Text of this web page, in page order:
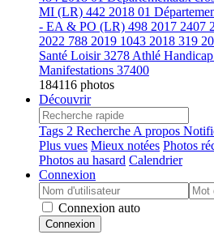
MI (LR) 442 2018 01
- EA & PO (LR) 498 2017 2407
2022 788 2019 1043 2018 319
Santé Loisir3278 Athlé Handicap
Manifestations 37400
184116 photos
Découvrir
Tags 2 Recherche A propos
Plus vues Mieux notées Photos
Photos au hasard Calendrier
Connexion
Connexion auto
Connexion